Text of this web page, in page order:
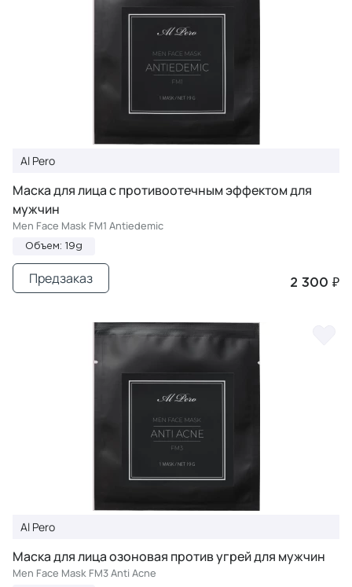
Al Pero
Маска для лица с противоотечным эффектом для
мужчин
Men Face Mask FM1 Antiedemic
Объем: 19g
2 300 ₽
Предзаказ
Al Pero
Маска для лица озоновая против угрей для мужчин
Men Face Mask FM3 Anti Acne